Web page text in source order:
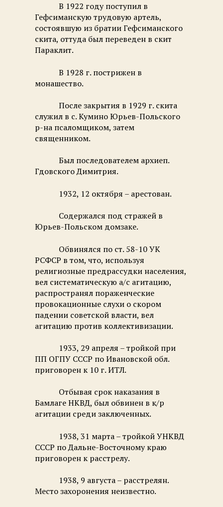
В 1922 году поступил в
Гефсиманскую трудовую артель,
состоявшую из братии Гефсиманского
скита, оттуда был переведен в скит
Параклит.
В 1928 г. пострижен в
монашество.
После закрытия в 1929 г. скита
служил в с. Кумино Юрьев-Польского
р-на псаломщиком, затем
священником.
Был последователем архиеп.
Гдовского Димитрия.
1932, 12 октября – арестован.
Содержался под стражей в
Юрьев-Польском домзаке.
Обвинялся по ст. 58-10 УК
РСФСР в том, что, используя
религиозные предрассудки населения,
вел систематическую а/с агитацию,
распространял пораженческие
провокационные слухи о скором
падении советской власти, вел
агитацию против коллективизации.
1933, 29 апреля – тройкой при
ПП ОГПУ СССР по Ивановской обл.
приговорен к 10 г. ИТЛ.
Отбывая срок наказания в
Бамлаге НКВД, был обвинен в к/р
агитации среди заключенных.
1938, 31 марта – тройкой УНКВД
СССР по Дальне-Восточному краю
приговорен к расстрелу.
1938, 9 августа – расстрелян.
Место захоронения неизвестно.